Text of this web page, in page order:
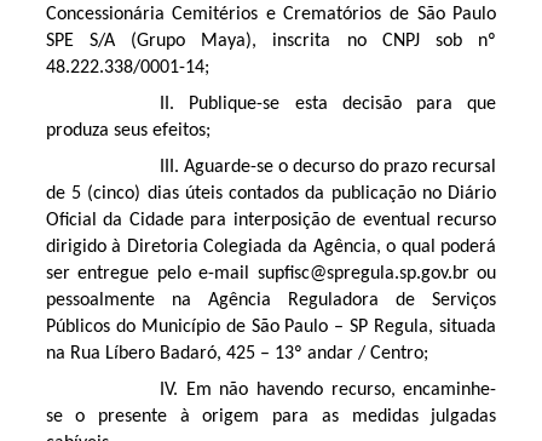
Concessionária Cemitérios e Crematórios de São Paulo
SPE S/A (Grupo Maya), inscrita no CNPJ sob nº
48.222.338/0001-14;
II. Publique-se esta decisão para que
produza seus efeitos;
III. Aguarde-se o decurso do prazo recursal
de 5 (cinco) dias úteis contados da publicação no Diário
Oficial da Cidade para interposição de eventual recurso
dirigido à Diretoria Colegiada da Agência, o qual poderá
ser entregue pelo e-mail supfisc@spregula.sp.gov.br ou
pessoalmente na Agência Reguladora de Serviços
Públicos do Município de São Paulo – SP Regula, situada
na Rua Líbero Badaró, 425 – 13º andar / Centro;
IV. Em não havendo recurso, encaminhe-
se o presente à origem para as medidas julgadas